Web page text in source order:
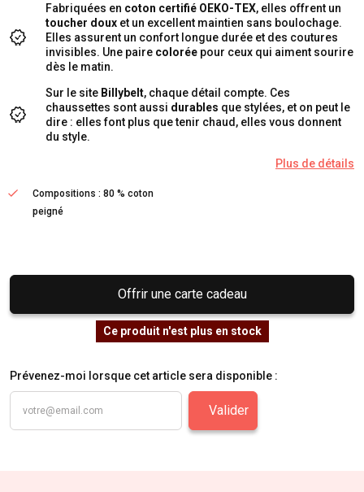
Fabriquées en coton certifié OEKO-TEX, elles offrent un
toucher doux et un excellent maintien sans boulochage.
Elles assurent un confort longue durée et des coutures
invisibles. Une paire colorée pour ceux qui aiment sourire
dès le matin.
Sur le site Billybelt, chaque détail compte. Ces
chaussettes sont aussi durables que stylées, et on peut le
dire : elles font plus que tenir chaud, elles vous donnent
du style.
Plus de détails
Compositions : 80 % coton
peigné
Offrir une carte cadeau
Ce produit n'est plus en stock
Prévenez-moi lorsque cet article sera disponible :
Valider